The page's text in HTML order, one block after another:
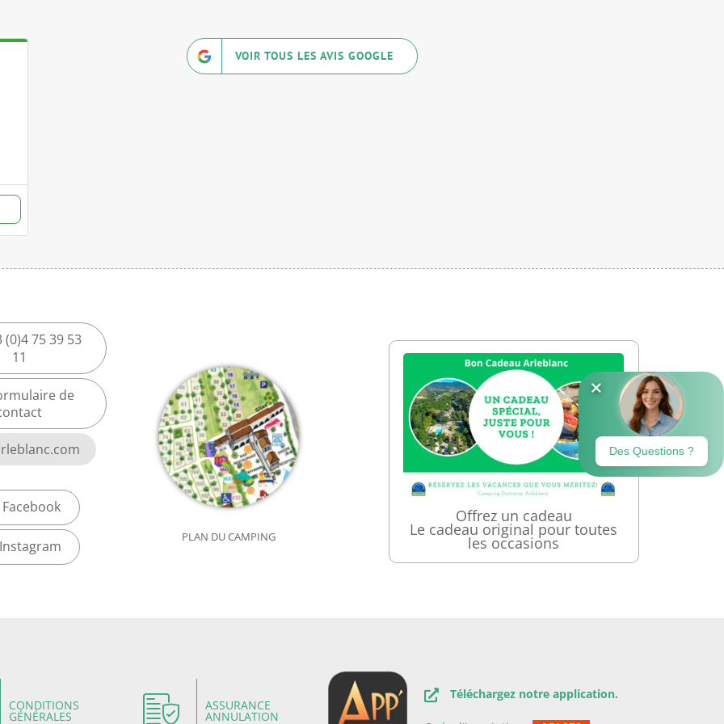
VOIR TOUS LES AVIS GOOGLE
(0)4 75 39 53
11
de
Facebook
Instagram
PLAN DU CAMPING
Offrez un cadeau
Le cadeau original pour toutes
les occasions
CONDITIONS
GÉNÉRALES
ASSURANCE
ANNULATION
Téléchargez notre application.